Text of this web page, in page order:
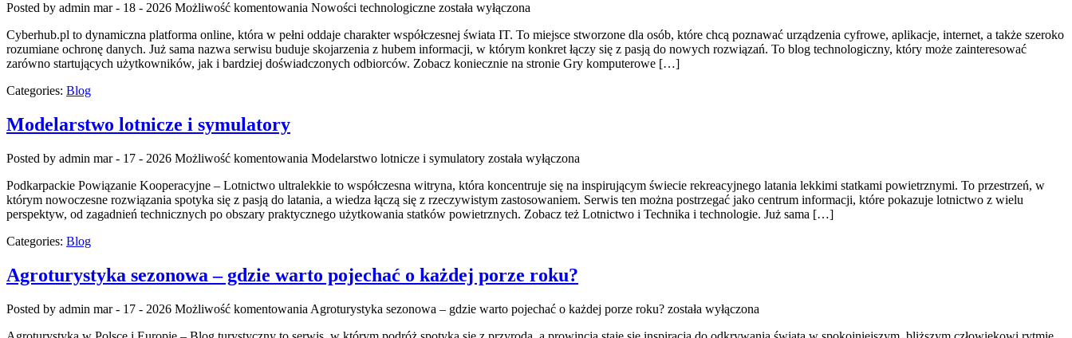
Posted by admin mar - 18 - 2026 Możliwość komentowania Nowości technologiczne została wyłączona
Cyberhub.pl to dynamiczna platforma online, która w pełni oddaje charakter współczesnej świata IT. To miejsce stworzone dla osób, które chcą poznawać urządzenia cyfrowe, aplikacje, internet, a także szeroko
rozumiane ochronę danych. Już sama nazwa serwisu buduje skojarzenia z hubem informacji, w którym konkret łączy się z pasją do nowych rozwiązań. To blog technologiczny, który może zainteresować
zarówno startujących użytkowników, jak i bardziej doświadczonych odbiorców. Zobacz koniecznie na stronie Gry komputerowe […]
Categories: Blog
Modelarstwo lotnicze i symulatory
Posted by admin mar - 17 - 2026 Możliwość komentowania Modelarstwo lotnicze i symulatory została wyłączona
Podkarpackie Powiązanie Kooperacyjne – Lotnictwo ultralekkie to współczesna witryna, która koncentruje się na inspirującym świecie rekreacyjnego latania lekkimi statkami powietrznymi. To przestrzeń, w
którym nowoczesne rozwiązania spotyka się z pasją do latania, a wiedza łączą się z rzeczywistym zastosowaniem. Serwis ten można postrzegać jako centrum informacji, które pokazuje lotnictwo z wielu
perspektyw, od zagadnień technicznych po obszary praktycznego użytkowania statków powietrznych. Zobacz też Lotnictwo i Technika i technologie. Już sama […]
Categories: Blog
Agroturystyka sezonowa – gdzie warto pojechać o każdej porze roku?
Posted by admin mar - 17 - 2026 Możliwość komentowania Agroturystyka sezonowa – gdzie warto pojechać o każdej porze roku? została wyłączona